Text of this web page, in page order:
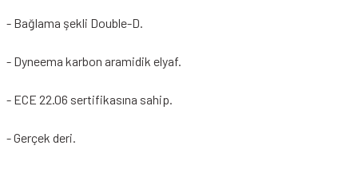
- Bağlama şekli Double-D.
- Dyneema karbon aramidik elyaf.
- ECE 22.06 sertifikasına sahip.
- Gerçek deri.